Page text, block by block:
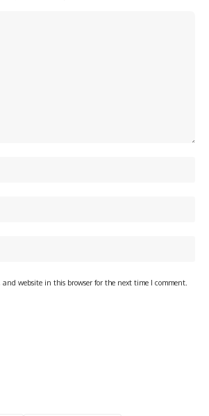
and website in this browser for the next time I comment.